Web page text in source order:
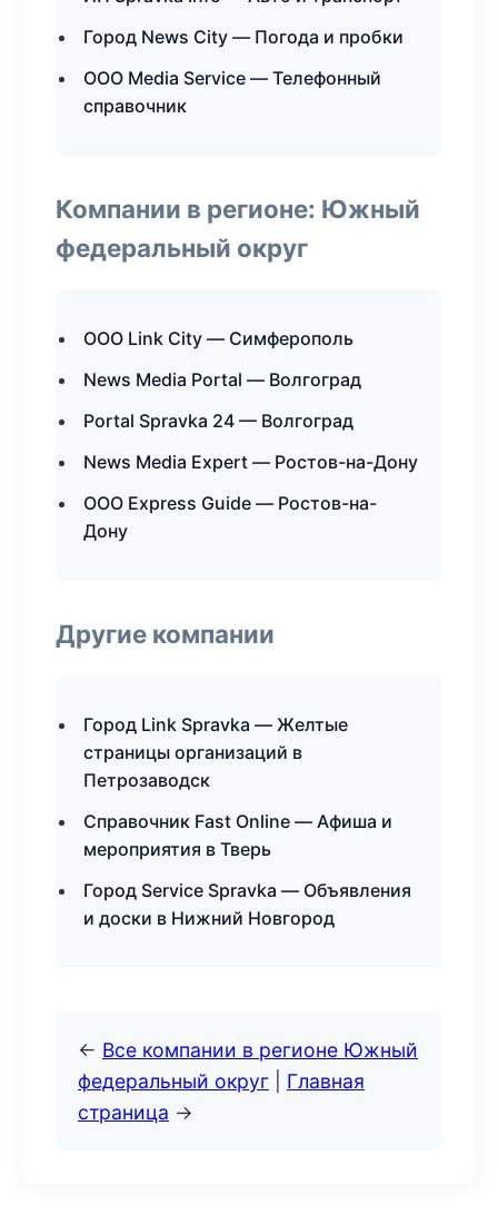
Город News City — Погода и пробки
ООО Media Service — Телефонный
справочник
Компании в регионе: Южный
федеральный округ
ООО Link City — Симферополь
News Media Portal — Волгоград
Portal Spravka 24 — Волгоград
News Media Expert — Ростов-на-Дону
ООО Express Guide — Ростов-на-
Дону
Другие компании
Город Link Spravka — Желтые
страницы организаций в
Петрозаводск
Справочник Fast Online — Афиша и
мероприятия в Тверь
Город Service Spravka — Объявления
и доски в Нижний Новгород
← Все компании в регионе Южный
федеральный округ
Главная
страница →